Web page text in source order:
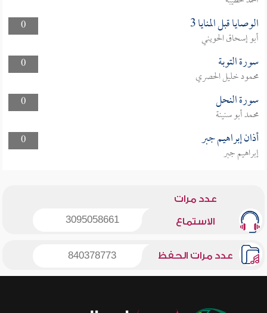
0
الوصايا قبل المنايا 3
أبو إسحاق الحويني
0
سورة التوبة
محمود خليل الحصري
0
سورة النحل
محمد أبو سنينة
0
أذان إبراهيم جبر
إبراهيم جبر
عدد مرات
الاستماع 3095058661
عدد مرات الحفظ 840378773